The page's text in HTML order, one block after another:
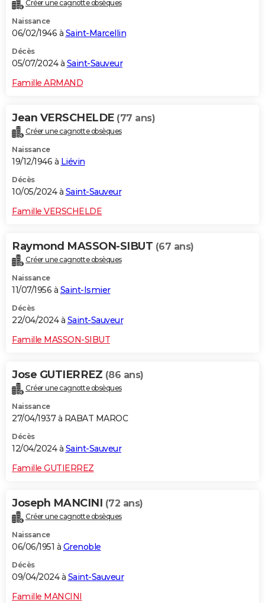
Créer une cagnotte obsèques
Naissance
06/02/1946 à Saint-Marcellin
Décès
05/07/2024 à Saint-Sauveur
Famille ARMAND
Jean VERSCHELDE (77 ans)
Créer une cagnotte obsèques
Naissance
19/12/1946 à Liévin
Décès
10/05/2024 à Saint-Sauveur
Famille VERSCHELDE
Raymond MASSON-SIBUT (67 ans)
Créer une cagnotte obsèques
Naissance
11/07/1956 à Saint-Ismier
Décès
22/04/2024 à Saint-Sauveur
Famille MASSON-SIBUT
Jose GUTIERREZ (86 ans)
Créer une cagnotte obsèques
Naissance
27/04/1937 à RABAT MAROC
Décès
12/04/2024 à Saint-Sauveur
Famille GUTIERREZ
Joseph MANCINI (72 ans)
Créer une cagnotte obsèques
Naissance
06/06/1951 à Grenoble
Décès
09/04/2024 à Saint-Sauveur
Famille MANCINI